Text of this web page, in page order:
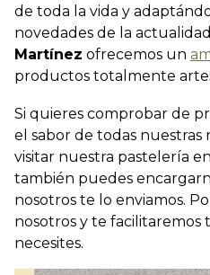
de toda la vida y
novedades de la
Martínez ofrecemos un
productos totalmente
Si quieres comprobar de
el sabor de todas nuestras
visitar nuestra pastelería
también puedes
nosotros te lo enviamos.
nosotros y te facilitaremos
necesites.